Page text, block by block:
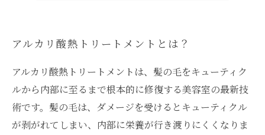
アルカリ酸熱トリートメントとは？
アルカリ酸熱トリートメントは、髪の毛をキューティク
ルから内部に至るまで根本的に修復する美容室の最新技
術です。髪の毛は、ダメージを受けるとキューティクル
が剥がれてしまい、内部に栄養が行き渡りにくくなりま